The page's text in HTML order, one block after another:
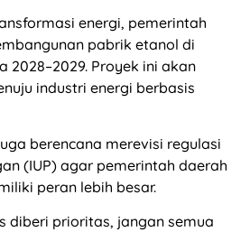
energi, pemerintah
pabrik etanol di
2028–2029. Proyek ini akan
industri energi berbasis
berencana merevisi regulasi
(IUP) agar pemerintah daerah
peran lebih besar.
diberi prioritas, jangan semua